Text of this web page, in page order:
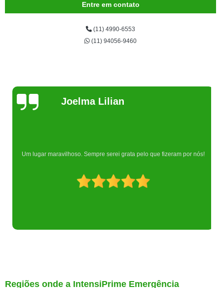
Entre em contato
(11) 4990-6553
(11) 94056-9460
Joelma Lilian
Um lugar maravilhoso. Sempre serei grata pelo que fizeram por nós!
Regiões onde a IntensiPrime Emergência